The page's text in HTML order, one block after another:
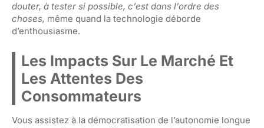
douter, à tester si possible, c’est dans l’ordre des
choses, même quand la technologie déborde
d’enthousiasme.
Les Impacts Sur Le Marché Et
Les Attentes Des
Consommateurs
Vous assistez à la démocratisation de l’autonomie longue